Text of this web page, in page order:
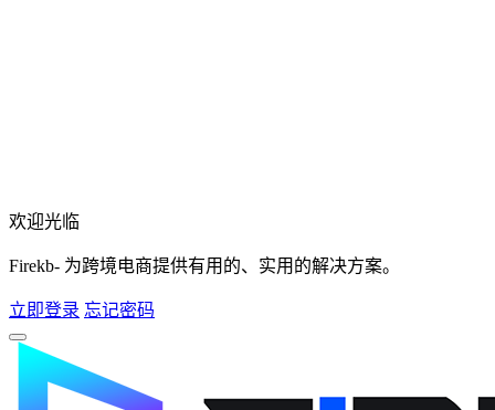
欢迎光临
Firekb- 为跨境电商提供有用的、实用的解决方案。
立即登录 忘记密码